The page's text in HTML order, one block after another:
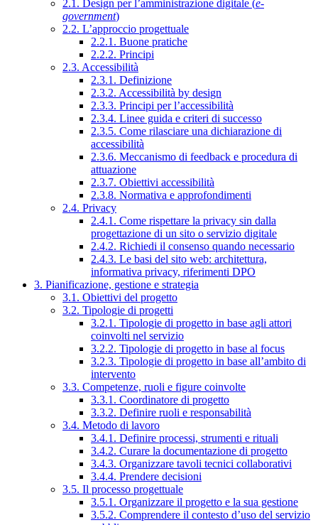
2.1. Design per l’amministrazione digitale (e-
government)
2.2. L’approccio progettuale
2.2.1. Buone pratiche
2.2.2. Principi
2.3. Accessibilità
2.3.1. Definizione
2.3.2. Accessibilità by design
2.3.3. Principi per l’accessibilità
2.3.4. Linee guida e criteri di successo
2.3.5. Come rilasciare una dichiarazione di
accessibilità
2.3.6. Meccanismo di feedback e procedura di
attuazione
2.3.7. Obiettivi accessibilità
2.3.8. Normativa e approfondimenti
2.4. Privacy
2.4.1. Come rispettare la privacy sin dalla
progettazione di un sito o servizio digitale
2.4.2. Richiedi il consenso quando necessario
2.4.3. Le basi del sito web: architettura,
informativa privacy, riferimenti DPO
3. Pianificazione, gestione e strategia
3.1. Obiettivi del progetto
3.2. Tipologie di progetti
3.2.1. Tipologie di progetto in base agli attori
coinvolti nel servizio
3.2.2. Tipologie di progetto in base al focus
3.2.3. Tipologie di progetto in base all’ambito di
intervento
3.3. Competenze, ruoli e figure coinvolte
3.3.1. Coordinatore di progetto
3.3.2. Definire ruoli e responsabilità
3.4. Metodo di lavoro
3.4.1. Definire processi, strumenti e rituali
3.4.2. Curare la documentazione di progetto
3.4.3. Organizzare tavoli tecnici collaborativi
3.4.4. Prendere decisioni
3.5. Il processo progettuale
3.5.1. Organizzare il progetto e la sua gestione
3.5.2. Comprendere il contesto d’uso del servizio